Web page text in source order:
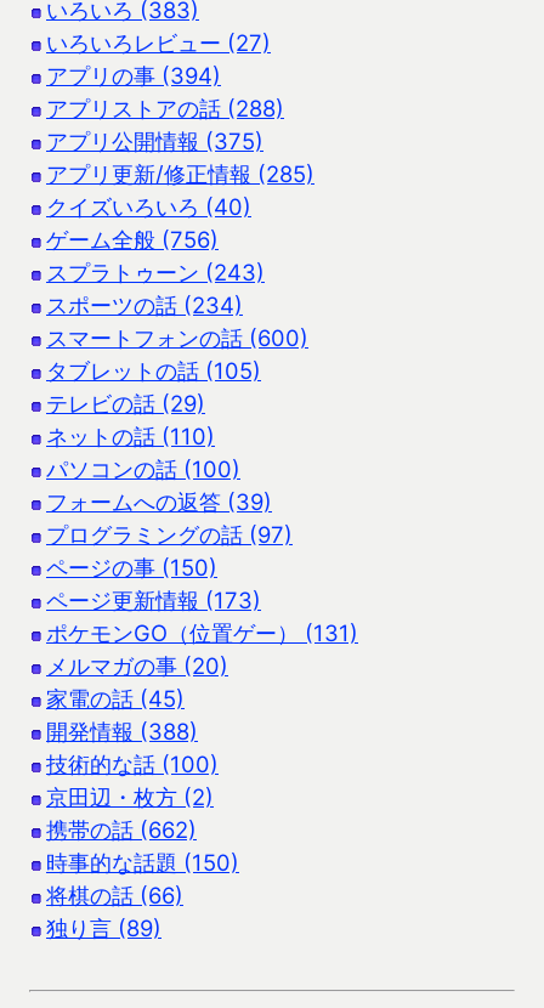
いろいろ (383)
いろいろレビュー (27)
アプリの事 (394)
アプリストアの話 (288)
アプリ公開情報 (375)
アプリ更新/修正情報 (285)
クイズいろいろ (40)
ゲーム全般 (756)
スプラトゥーン (243)
スポーツの話 (234)
スマートフォンの話 (600)
タブレットの話 (105)
テレビの話 (29)
ネットの話 (110)
パソコンの話 (100)
フォームへの返答 (39)
プログラミングの話 (97)
ページの事 (150)
ページ更新情報 (173)
ポケモンGO（位置ゲー） (131)
メルマガの事 (20)
家電の話 (45)
開発情報 (388)
技術的な話 (100)
京田辺・枚方 (2)
携帯の話 (662)
時事的な話題 (150)
将棋の話 (66)
独り言 (89)